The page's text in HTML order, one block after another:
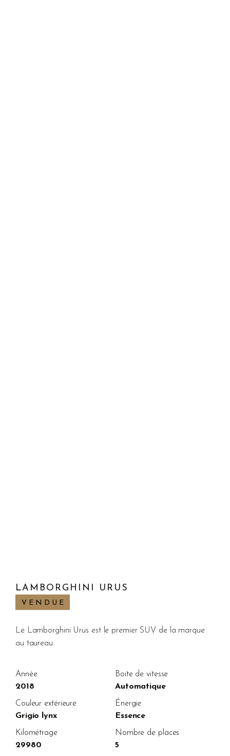
LAMBORGHINI URUS
VENDUE
Année
2018
Boite de vitesse
Automatique
Couleur extérieure
Grigio lynx
Énergie
Essence
Kilométrage
29980
Nombre de places
5
Le Lamborghini Urus est le premier SUV de la marque
au taureau